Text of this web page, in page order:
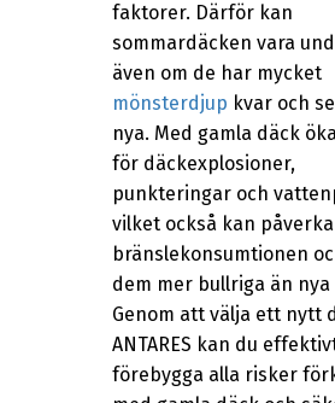
faktorer. Därför kan
sommardäcken vara
även om de har mycket
mönsterdjup kvar och
nya. Med gamla däck
för däckexplosioner,
punkteringar och
vilket också kan påverka
bränslekonsumtionen
dem mer bullriga än nya
Genom att välja ett nytt
ANTARES kan du
förebygga alla risker